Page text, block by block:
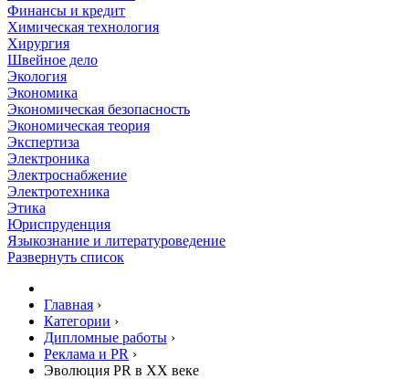
Финансы и кредит
Химическая технология
Хирургия
Швейное дело
Экология
Экономика
Экономическая безопасность
Экономическая теория
Экспертиза
Электроника
Электроснабжение
Электротехника
Этика
Юриспруденция
Языкознание и литературоведение
Развернуть список
Главная ›
Категории ›
Дипломные работы ›
Реклама и PR ›
Эволюция PR в XX веке